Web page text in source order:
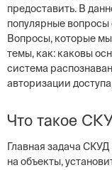
предоставить. В
популярные
Вопросы, которые
темы, как: каковы
система
авторизации
Что такое
Главная задача
на объекты,